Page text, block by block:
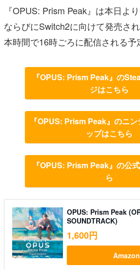
『OPUS: Prism Peak』は本日よ
ならびにSwitch2に向けて発売さ
本時間で16時ごろに配信される予
『OPUS: Prism Peak』の
ジはこちら
『OPUS: Prism Peak』のニ
ップはこちら
『OPUS: Prism Peak』の公
ら
OPUS: Prism Peak
SOUNDTRACK)
1,600円